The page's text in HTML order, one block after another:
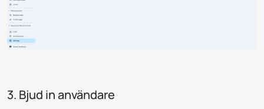
3. Bjud in användare